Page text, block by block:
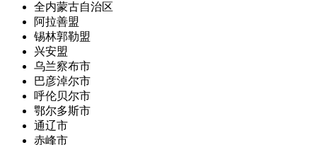
全内蒙古自治区
阿拉善盟
锡林郭勒盟
兴安盟
乌兰察布市
巴彦淖尔市
呼伦贝尔市
鄂尔多斯市
通辽市
赤峰市